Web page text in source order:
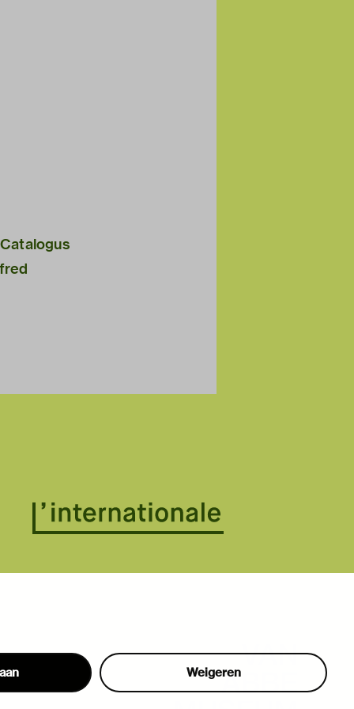
Weigeren